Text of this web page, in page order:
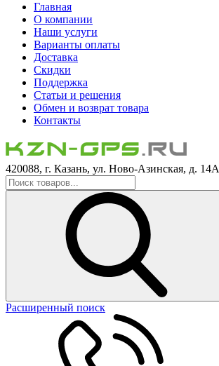
Главная
О компании
Наши услуги
Варианты оплаты
Доставка
Скидки
Поддержка
Статьи и решения
Обмен и возврат товара
Контакты
420088, г. Казань, ул. Ново-Азинская, д. 14А
Расширенный поиск